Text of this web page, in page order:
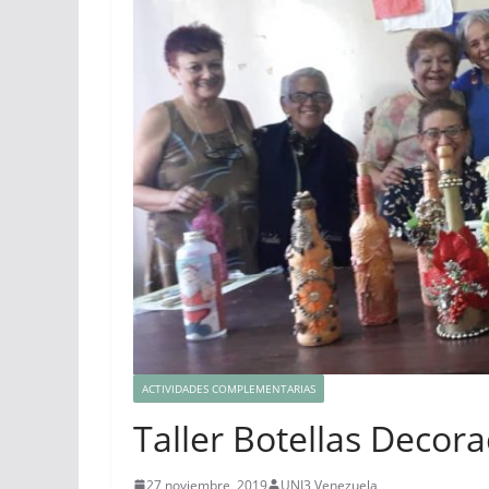
ACTIVIDADES COMPLEMENTARIAS
Taller Botellas
27 noviembre, 2019 UNI3 Venezuela